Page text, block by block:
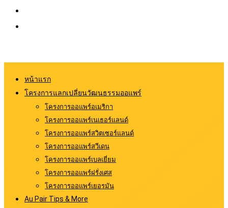
หน้าแรก
โครงการแลกเปลี่ยนวัฒนธรรมออแพร์
โครงการออแพร์อเมริกา
โครงการออแพร์เนเธอร์แลนด์
โครงการออแพร์สวิตเซอร์แลนด์
โครงการออแพร์สวีเดน
โครงการออแพร์เบลเยี่ยม
โครงการออแพร์ฝรั่งเศส
โครงการออแพร์เยอรมัน
Au Pair Tips & More